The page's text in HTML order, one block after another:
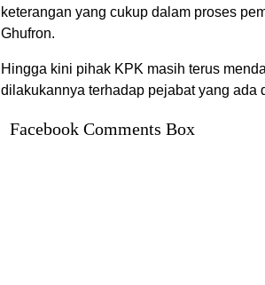
keterangan yang cukup dalam proses
Ghufron.
Hingga kini pihak KPK masih terus
dilakukannya terhadap pejabat yang ada
Facebook Comments Box